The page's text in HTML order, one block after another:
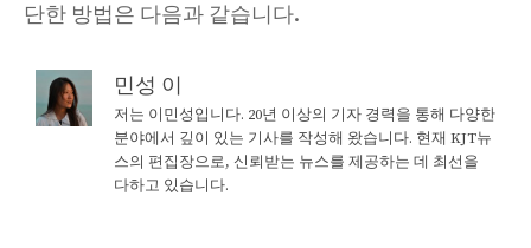
단한 방법은 다음과 같습니다.
민성 이
저는 이민성입니다. 20년 이상의 기자 경력을 통해 다양한
분야에서 깊이 있는 기사를 작성해 왔습니다. 현재 KJT뉴
스의 편집장으로, 신뢰받는 뉴스를 제공하는 데 최선을
다하고 있습니다.